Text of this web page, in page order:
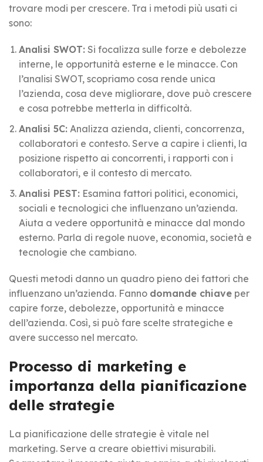
trovare modi per crescere. Tra i metodi più usati ci
sono:
Analisi SWOT: Si focalizza sulle forze e debolezze
interne, le opportunità esterne e le minacce. Con
l’analisi SWOT, scopriamo cosa rende unica
l’azienda, cosa deve migliorare, dove può crescere
e cosa potrebbe metterla in difficoltà.
Analisi 5C: Analizza azienda, clienti, concorrenza,
collaboratori e contesto. Serve a capire i clienti, la
posizione rispetto ai concorrenti, i rapporti con i
collaboratori, e il contesto di mercato.
Analisi PEST: Esamina fattori politici, economici,
sociali e tecnologici che influenzano un’azienda.
Aiuta a vedere opportunità e minacce dal mondo
esterno. Parla di regole nuove, economia, società e
tecnologie che cambiano.
Questi metodi danno un quadro pieno dei fattori che
influenzano un’azienda. Fanno domande chiave per
capire forze, debolezze, opportunità e minacce
dell’azienda. Così, si può fare scelte strategiche e
avere successo nel mercato.
Processo di marketing e
importanza della pianificazione
delle strategie
La pianificazione delle strategie è vitale nel
marketing. Serve a creare obiettivi misurabili.